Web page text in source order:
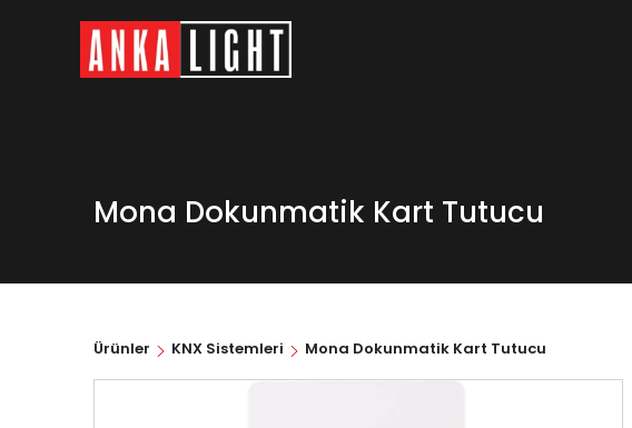
Mona Dokunmatik Kart Tutucu
Ürünler KNX Sistemleri Mona Dokunmatik Kart Tutucu